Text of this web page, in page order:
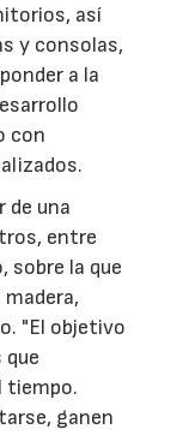
así
y consolas,
a la
con
de una
entre
sobre la que
"El objetivo
tiempo.
ganen